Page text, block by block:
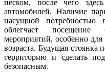
песком, после чего
автомобилей. Наличие
насущной потребностью
облегчает
мероприятий, особенно
возраста. Будущая стоянка
территорию и сделать
безопасным.